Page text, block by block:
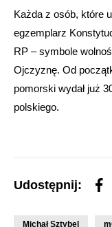
Każda z osób, które
egzemplarz
RP – symbole
Ojczyznę. Od
pomorski wydał już
polskiego.
Udostępnij:
Michał Sztybel